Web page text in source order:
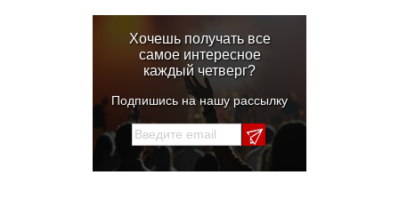
Хочешь получать все
самое интересное
каждый четверг?
Подпишись на нашу рассылку